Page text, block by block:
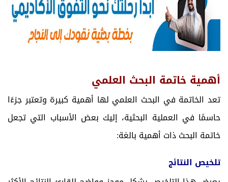
أهمية خاتمة البحث العلمي
تعد الخاتمة في البحث العلمي لها أهمية كبيرة وتعتبر جزءًا
حاسمًا في العملية البحثية، إليك بعض الأسباب التي تجعل
خاتمة البحث ذات أهمية بالغة:
تلخيص النتائج